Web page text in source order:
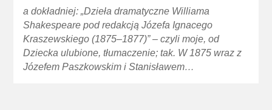
a dokładniej: „Dzieła dramatyczne Williama
Shakespeare pod redakcją Józefa Ignacego
Kraszewskiego (1875–1877)” – czyli moje, od
Dziecka ulubione, tłumaczenie; tak. W 1875 wraz z
Józefem Paszkowskim i Stanisławem…